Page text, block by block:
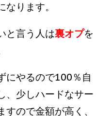
ります。
と言う人は裏オプを
にやるので100％自
、少しハードなサー
ので金額が高く、